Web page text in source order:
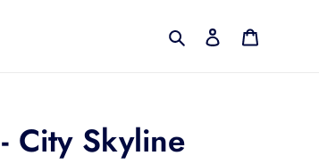
Suchen Einloggen
City Skyline